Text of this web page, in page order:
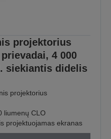
projektorius
4 000
siekiantis didelis
projektorius
liumenų CLO
projektuojamas ekranas